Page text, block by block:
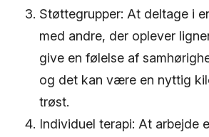
Støttegrupper: At deltage i
med andre, der oplever
give en følelse af
og det kan være en nyttig
trøst.
Individuel terapi: At arbejde